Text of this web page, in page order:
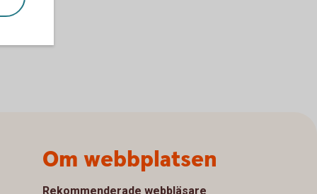
Om webbplatsen
Rekommenderade webbläsare